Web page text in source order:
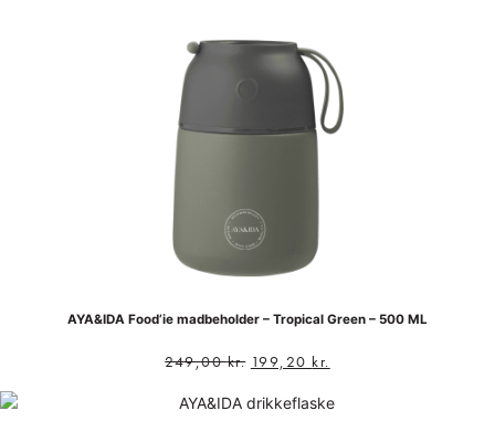
AYA&IDA Food’ie madbeholder – Tropical Green – 500 ML
249,00kr. 199,20 kr.